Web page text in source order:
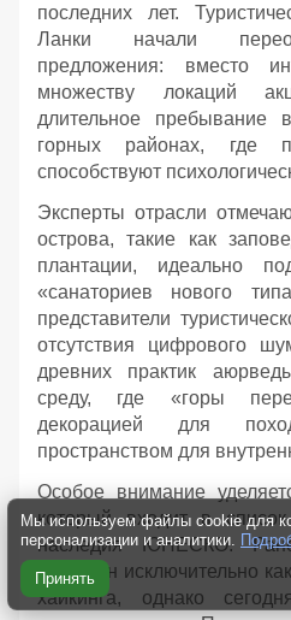
последних лет.
Ланки начали
предложения: вместо
множеству локаций
длительное пребывание
горных районах, где
способствуют
Эксперты отрасли
острова, такие как
плантации, идеально
«санаториев нового
представители
отсутствия цифрового
древних практик
среду, где «горы
декорацией для
пространством для
Особое внимание
который входит в
наследия ЮНЕСКО.
известен исключительно
хайкинга, однако
Мы используем файлы cookie для
персонализации и аналитики.
Принять